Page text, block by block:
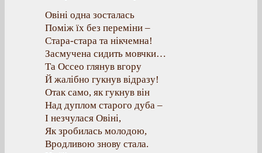
Овіні одна зосталась
Поміж їх без переміни –
Стара-стара та нікчемна!
Засмучена сидить мовчки…
Та Оссео глянув вгору
Й жалібно гукнув відразу!
Отак само, як гукнув він
Над дуплом старого дуба –
І незчулася Овіні,
Як зробилась молодою,
Вродливою знову стала.